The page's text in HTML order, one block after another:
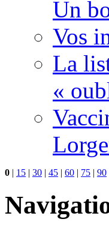
Un
Vos
La
«
0 | 15 | 30 | 45 | 60 | 75 | 90